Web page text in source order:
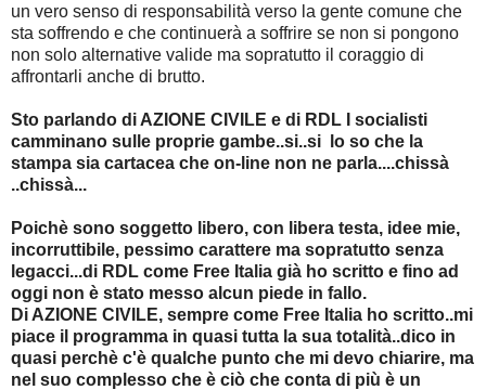
un vero senso di responsabilità verso la gente comune che
sta soffrendo e che continuerà a soffrire se non si pongono
non solo alternative valide ma sopratutto il coraggio di
affrontarli anche di brutto.
Sto parlando di AZIONE CIVILE e di RDL I socialisti
camminano sulle proprie gambe..si..si lo so che la
stampa sia cartacea che on-line non ne parla....chissà
..chissà...
Poichè sono soggetto libero, con libera testa, idee mie,
incorruttibile, pessimo carattere ma sopratutto senza
legacci...di RDL come Free Italia già ho scritto e fino ad
oggi non è stato messo alcun piede in fallo.
Di AZIONE CIVILE, sempre come Free Italia ho scritto..mi
piace il programma in quasi tutta la sua totalità..dico in
quasi perchè c'è qualche punto che mi devo chiarire, ma
nel suo complesso che è ciò che conta di più è un